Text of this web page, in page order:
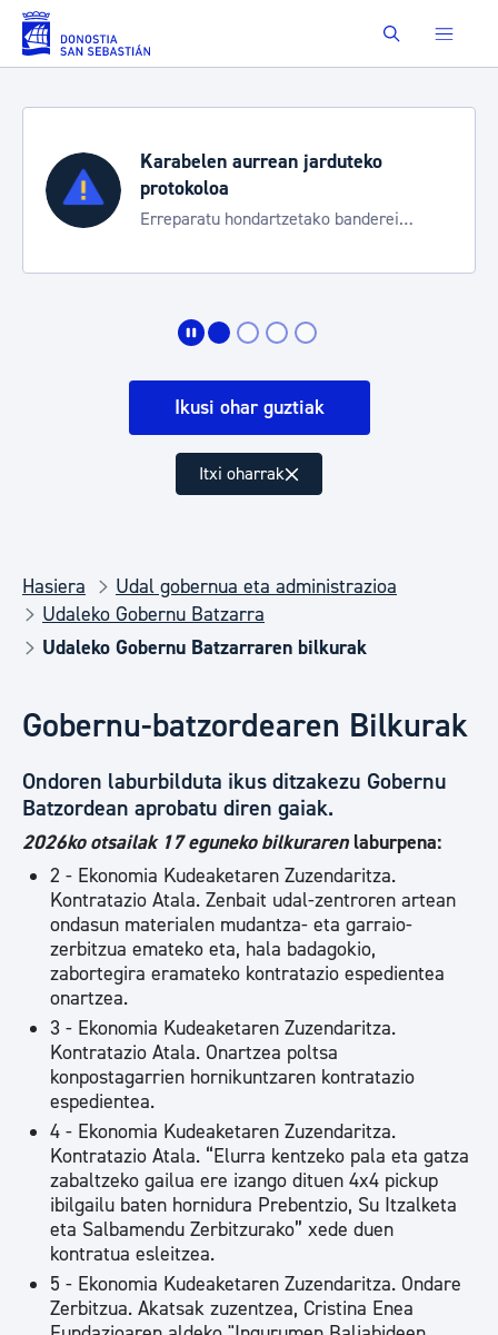
Eduki nagusira joan Buscar
Karabelen aurrean jarduteko
protokoloa
Erreparatu hondartzetako banderei
Ikusi ohar guztiak
Itxi oharrak
Hasiera
Udal gobernua eta administrazioa
Udaleko Gobernu Batzarra
Udaleko Gobernu Batzarraren bilkurak
Gobernu-batzordearen Bilkurak
Ondoren laburbilduta ikus ditzakezu Gobernu
Batzordean aprobatu diren gaiak.
2026ko otsailak 17 eguneko bilkurarenlaburpena:
2 - Ekonomia Kudeaketaren Zuzendaritza.
Kontratazio Atala. Zenbait udal-zentroren artean
ondasun materialen mudantza- eta garraio-
zerbitzua emateko eta, hala badagokio,
zabortegira eramateko kontratazio espedientea
onartzea.
3 - Ekonomia Kudeaketaren Zuzendaritza.
Kontratazio Atala. Onartzea poltsa
konpostagarrien hornikuntzaren kontratazio
espedientea.
4 - Ekonomia Kudeaketaren Zuzendaritza.
Kontratazio Atala. “Elurra kentzeko pala eta gatza
zabaltzeko gailua ere izango dituen 4x4 pickup
ibilgailu baten hornidura Prebentzio, Su Itzalketa
eta Salbamendu Zerbitzurako” xede duen
kontratua esleitzea.
5 - Ekonomia Kudeaketaren Zuzendaritza. Ondare
Zerbitzua. Akatsak zuzentzea, Cristina Enea